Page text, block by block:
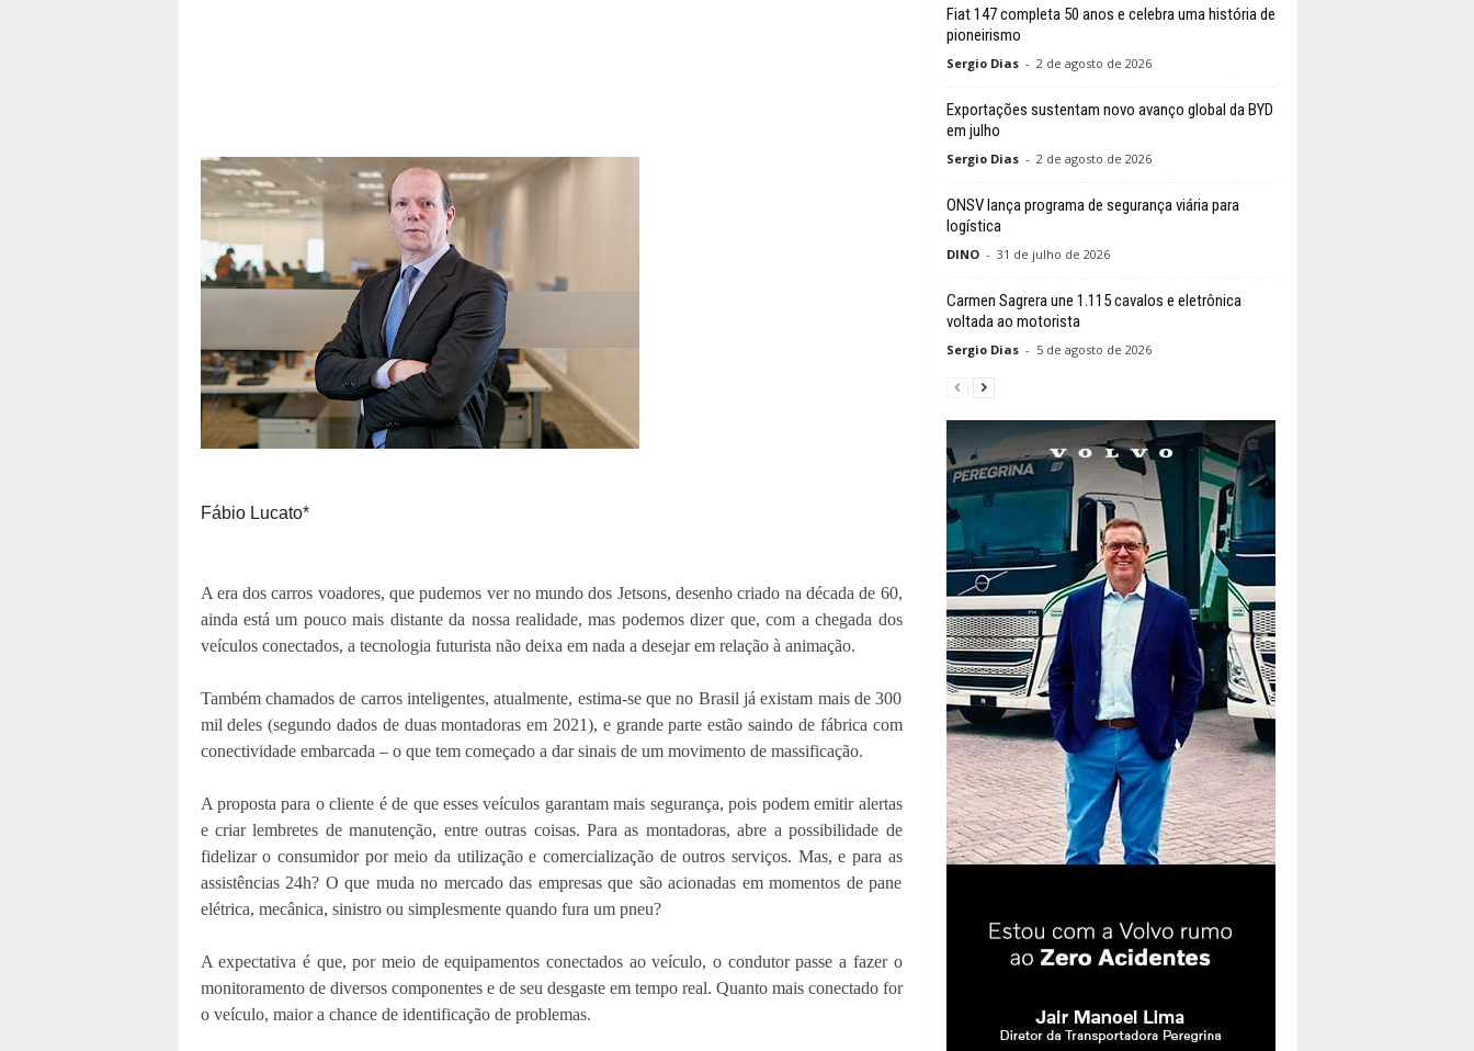
Fábio Lucato*
A era dos carros voadores, que pudemos ver no mundo dos Jetsons, desenho criado na década de 60,
ainda está um pouco mais distante da nossa realidade, mas podemos dizer que, com a chegada dos
veículos conectados, a tecnologia futurista não deixa em nada a desejar em relação à animação.
Também chamados de carros inteligentes, atualmente, estima-se que no Brasil já existam mais de 300
mil deles (segundo dados de duas montadoras em 2021), e grande parte estão saindo de fábrica com
conectividade embarcada – o que tem começado a dar sinais de um movimento de massificação.
A proposta para o cliente é de que esses veículos garantam mais segurança, pois podem emitir alertas
e criar lembretes de manutenção, entre outras coisas. Para as montadoras, abre a possibilidade de
fidelizar o consumidor por meio da utilização e comercialização de outros serviços. Mas, e para as
assistências 24h? O que muda no mercado das empresas que são acionadas em momentos de pane
elétrica, mecânica, sinistro ou simplesmente quando fura um pneu?
A expectativa é que, por meio de equipamentos conectados ao veículo, o condutor passe a fazer o
monitoramento de diversos componentes e de seu desgaste em tempo real. Quanto mais conectado for
o veículo, maior a chance de identificação de problemas.
Fiat 147 completa 50 anos e celebra uma história de
pioneirismo
Sergio Dias - 2 de agosto de 2026
Exportações sustentam novo avanço global da BYD
em julho
Sergio Dias - 2 de agosto de 2026
ONSV lança programa de segurança viária para
logística
DINO - 31 de julho de 2026
Carmen Sagrera une 1.115 cavalos e eletrônica
voltada ao motorista
Sergio Dias - 5 de agosto de 2026